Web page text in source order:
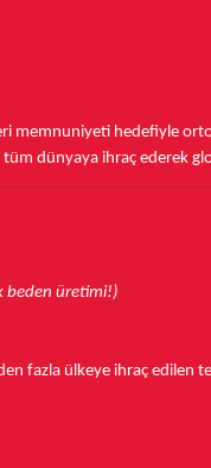
memnuniyeti hedefiyle
tüm dünyaya ihraç ederek
beden üretimi!)
fazla ülkeye ihraç edilen